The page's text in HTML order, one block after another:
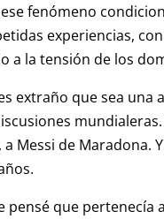
fenómeno
experiencias,
a la tensión de los
extraño que sea
a Messi de Maradona.
pensé que pertenecía